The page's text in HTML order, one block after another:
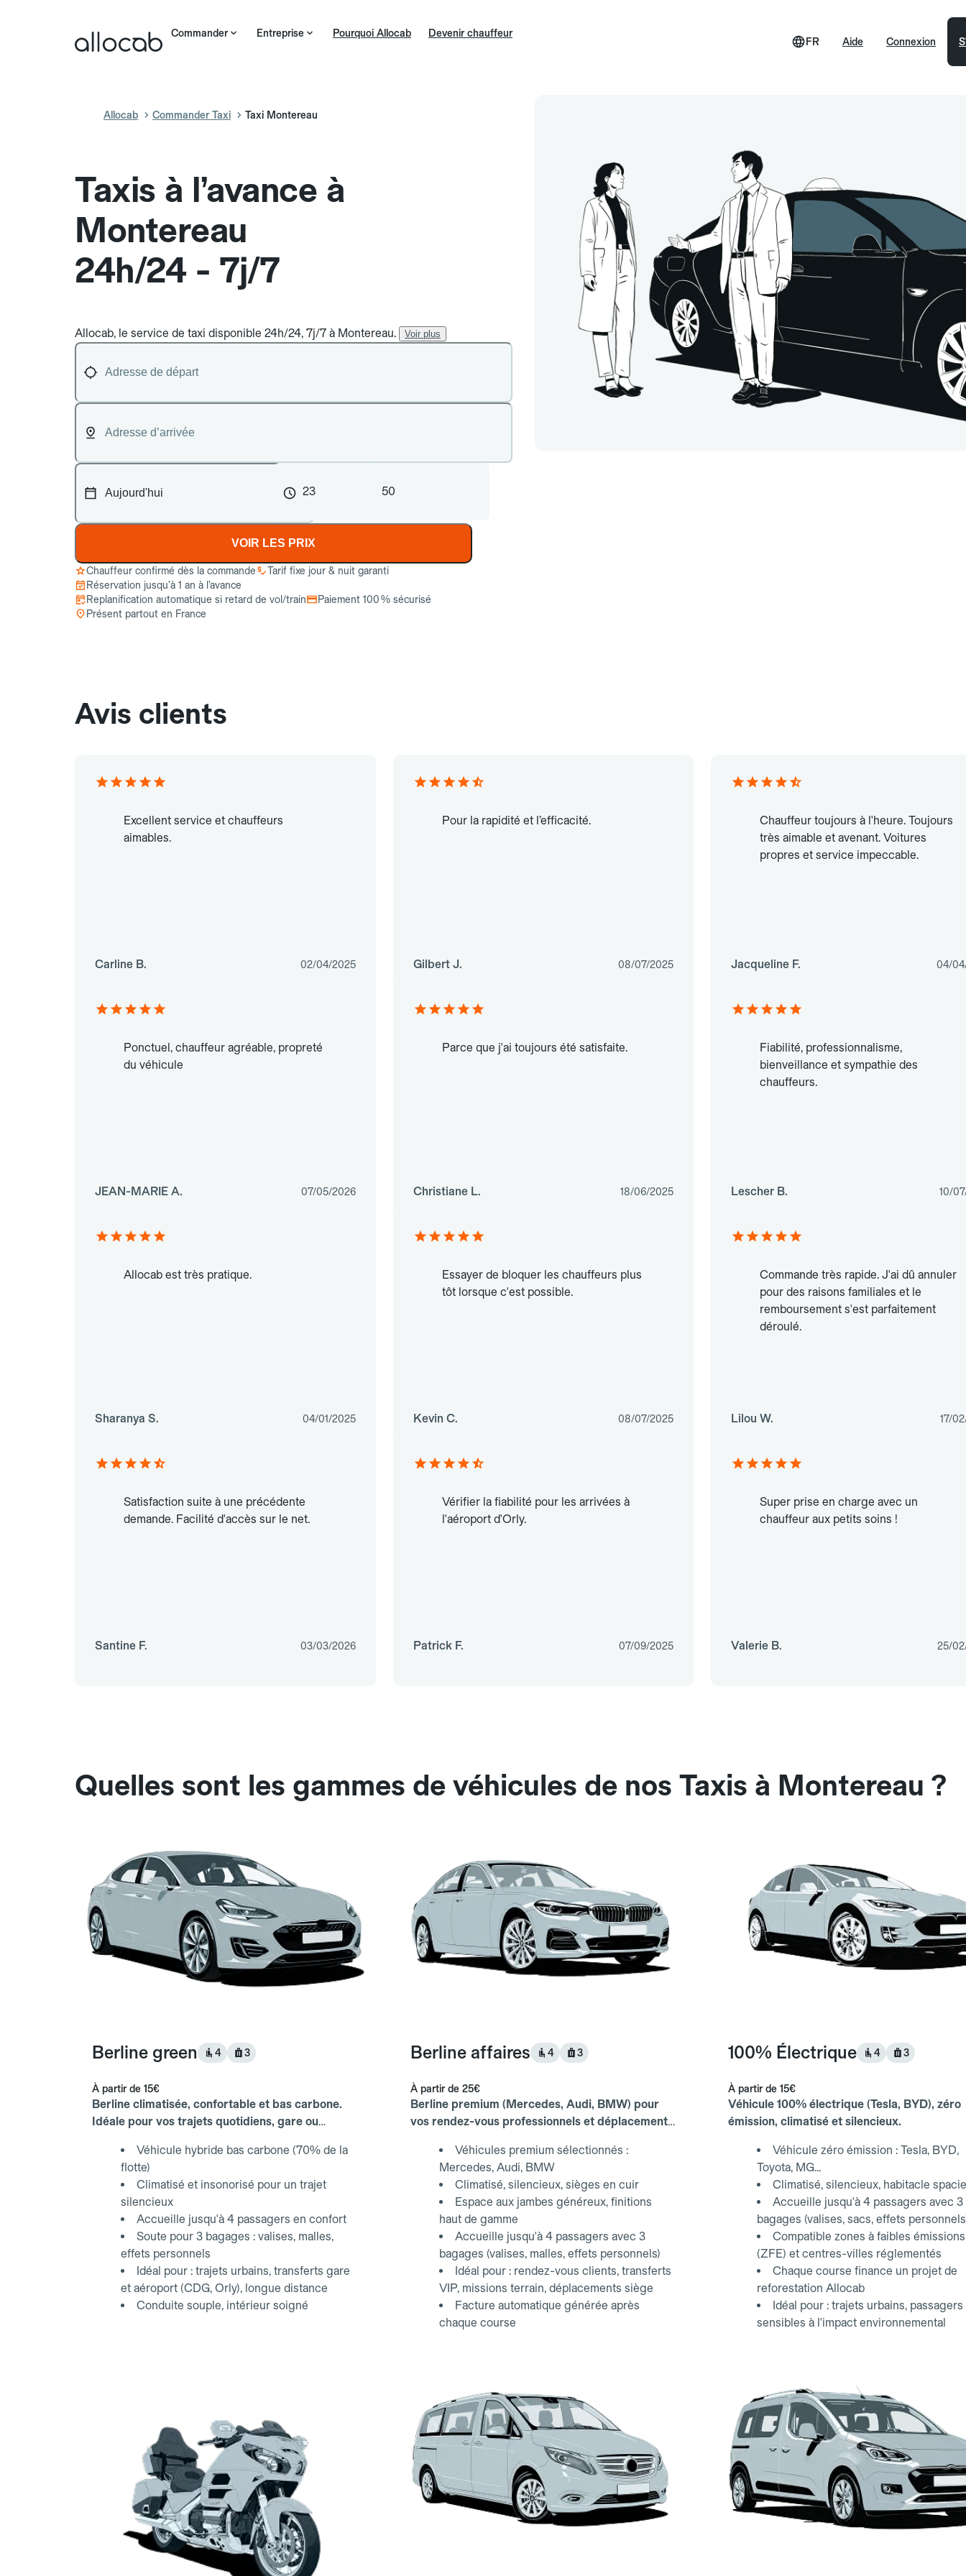
Commander Entreprise Pourquoi Allocab Devenir chauffeur
Aide
FR Connexion
Allocab Commander Taxi Taxi Montereau
Taxis à l’avance à
Montereau
24h/24 - 7j/7
Allocab, le service de taxi disponible 24h/24, 7j/7 à Montereau. Voir plus
23 50
VOIR LES PRIX
Chauffeur confirmé dès la commande
Tarif fixe jour & nuit garanti
Réservation jusqu’à 1 an à l’avance
Replanification automatique si retard de vol/train
Paiement 100 % sécurisé
Présent partout en France
Avis clients
Excellent service et chauffeurs
aimables.
Carline B. 02/04/2025
Pour la rapidité et l’efficacité.
Gilbert J. 08/07/2025
Chauffeur toujours à l'heure. Toujours
très aimable et avenant. Voitures
propres et service impeccable.
Jacqueline F. 04/
Ponctuel, chauffeur agréable, propreté
du véhicule
JEAN-MARIE A. 07/05/2026
Parce que j'ai toujours été satisfaite.
Christiane L. 18/06/2025
Fiabilité, professionnalisme,
bienveillance et sympathie des
chauffeurs.
Lescher B. 10/
Allocab est très pratique.
Sharanya S. 04/01/2025
Essayer de bloquer les chauffeurs plus
tôt lorsque c'est possible.
Kevin C. 08/07/2025
Commande très rapide. J'ai dû annuler
pour des raisons familiales et le
remboursement s'est parfaitement
déroulé.
Lilou W. 17/
Satisfaction suite à une précédente
demande. Facilité d'accès sur le net.
Santine F. 03/03/2026
Vérifier la fiabilité pour les arrivées à
l'aéroport d'Orly.
Patrick F. 07/09/2025
Super prise en charge avec un
chauffeur aux petits soins !
Valerie B. 25/
Quelles sont les gammes de véhicules de nos Taxis à Montereau ?
Berline green 4 3
À partir de 15€
Berline climatisée, confortable et bas carbone.
Idéale pour vos trajets quotidiens, gare ou
Véhicule hybride bas carbone (70% de la
flotte)
Climatisé et insonorisé pour un trajet
silencieux
Accueille jusqu'à 4 passagers en confort
Soute pour 3 bagages : valises, malles,
effets personnels
Idéal pour : trajets urbains, transferts gare
et aéroport (CDG, Orly), longue distance
Conduite souple, intérieur soigné
Berline affaires 4 3
À partir de 25€
Berline premium (Mercedes, Audi, BMW) pour
vos rendez-vous professionnels et déplacements
Véhicules premium sélectionnés :
Mercedes, Audi, BMW
Climatisé, silencieux, sièges en cuir
Espace aux jambes généreux, finitions
haut de gamme
Accueille jusqu'à 4 passagers avec 3
bagages (valises, malles, effets personnels)
Idéal pour : rendez-vous clients, transferts
VIP, missions terrain, déplacements siège
Facture automatique générée après
chaque course
100% Électrique 4 3
À partir de 15€
Véhicule 100% électrique (Tesla, BYD), zéro
émission, climatisé et silencieux.
Véhicule zéro émission : Tesla, BYD,
Toyota, MG...
Climatisé, silencieux, habitacle
Accueille jusqu'à 4 passagers avec 3
bagages (valises, sacs, effets
Compatible zones à faibles émissions
(ZFE) et centres-villes réglementés
Chaque course finance un projet de
reforestation Allocab
Idéal pour : trajets urbains, passagers
sensibles à l'impact environnemental